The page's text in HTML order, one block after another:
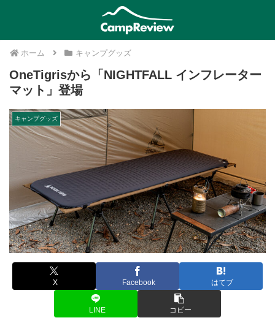
ホーム キャンプグッズ
OneTigrisから「NIGHTFALL インフレーター
マット」登場
キャンプグッズ
X Facebook はてブ
LINE コピー